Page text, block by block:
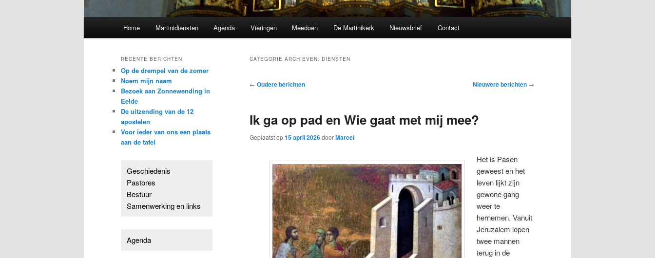
Home Martinidiensten Agenda Vieringen Meedoen De Martinikerk Nieuwsbrief Contact
CATEGORIE ARCHIEVEN: DIENSTEN
Bericht
← Oudere berichten Nieuwere berichten →
Ik ga op pad en Wie gaat met mij mee?
Geplaatst op15 april 2026doorMarcel
Het is Pasen
geweest en het
leven lijkt zijn
gewone gang
weer te
hernemen. Vanuit
Jeruzalem lopen
twee mannen
terug in de
RECENTE BERICHTEN
Op de drempel van de zomer
Noem mijn naam
Bezoek aan Zonnewending in
Eelde
De uitzending van de 12
apostelen
Voor ieder van ons een plaats
aan de tafel
Geschiedenis
Pastores
Bestuur
Samenwerking en links
Agenda